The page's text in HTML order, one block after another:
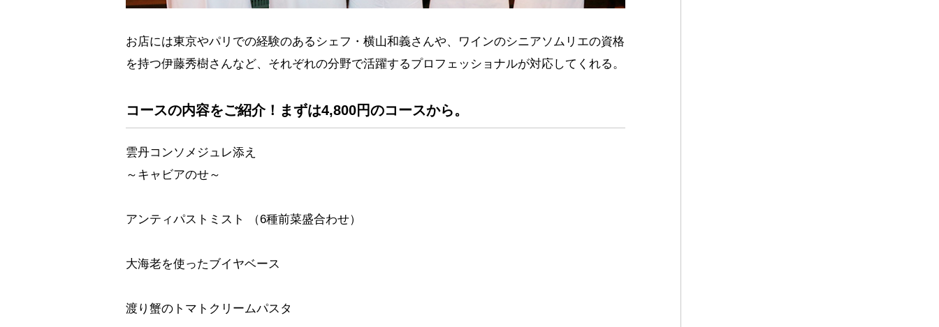
お店には東京やパリでの経験のあるシェフ・横山和義さんや、ワインのシニアソムリエの資格
を持つ伊藤秀樹さんなど、それぞれの分野で活躍するプロフェッショナルが対応してくれる。
コースの内容をご紹介！まずは4,800円のコースから。
雲丹コンソメジュレ添え
～キャビアのせ～
アンティパストミスト （6種前菜盛合わせ）
大海老を使ったブイヤベース
渡り蟹のトマトクリームパスタ